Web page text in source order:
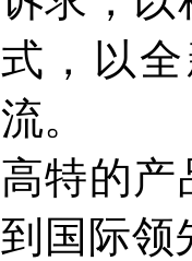
式，以
流。
高特的产
到国际领